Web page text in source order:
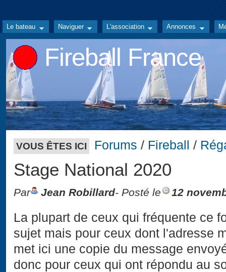
Le bateau Naviguer L'association Annonces
Fireball France
VOUS ÊTES ICI Forums / Fireball /
Stage National 2020
Par Jean Robillard- Posté le 12
La plupart de ceux qui fréquente ce
sujet mais pour ceux dont l'adresse
met ici une copie du message
donc pour ceux qui ont répondu au